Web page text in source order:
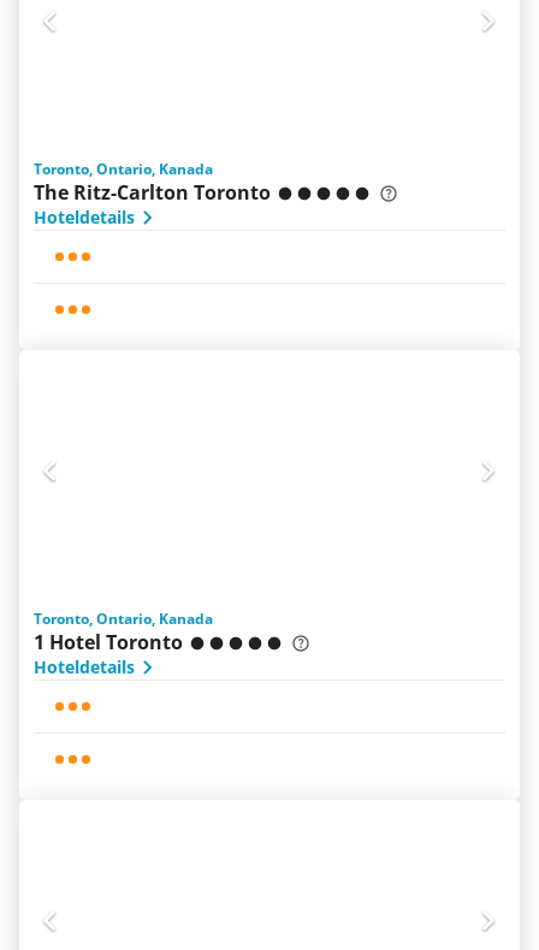
Toronto, Ontario, Kanada
The Ritz-Carlton Toronto
Hoteldetails
Toronto, Ontario, Kanada
1 Hotel Toronto
Hoteldetails